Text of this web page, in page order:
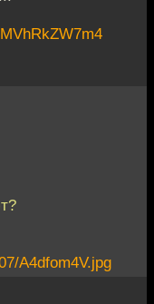
A4dfom4V.jpg